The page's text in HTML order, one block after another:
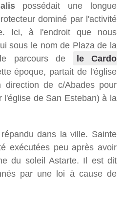
possédait une longue
dominé par l'activité
Ici, à l'endroit que nous
sous le nom de Plaza de la
parcours de
le Cardo
époque, partait de l'église
de c/Abades pour
l'église de San Esteban) à la
dans la ville. Sainte
exécutées peu après avoir
du soleil Astarte. Il est dit
par une loi à cause de